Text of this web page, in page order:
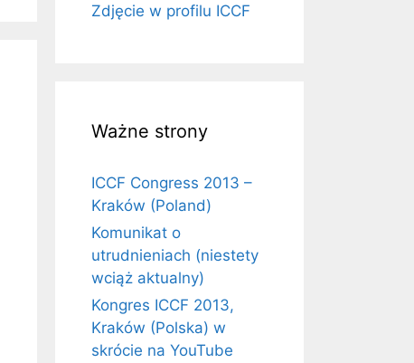
Zdjęcie w profilu ICCF
Ważne strony
ICCF Congress 2013 –
Kraków (Poland)
Komunikat o
utrudnieniach (niestety
wciąż aktualny)
Kongres ICCF 2013,
Kraków (Polska) w
skrócie na YouTube